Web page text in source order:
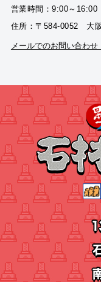
営業時間：9:00～16:00
住所：〒584-0052 大
メールでのお問い合わ